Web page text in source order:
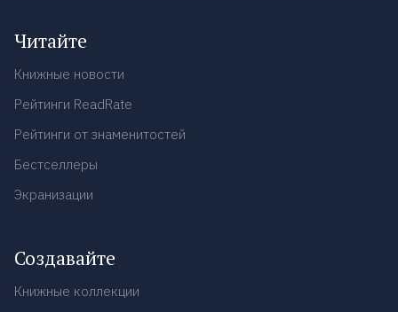
Читайте
Книжные новости
Рейтинги ReadRate
Рейтинги от знаменитостей
Бестселлеры
Экранизации
Создавайте
Книжные коллекции